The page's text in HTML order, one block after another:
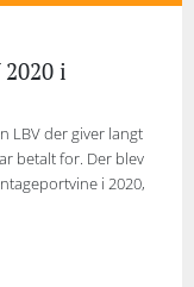
i
LBV der giver langt
betalt for. Der blev
i 2020,